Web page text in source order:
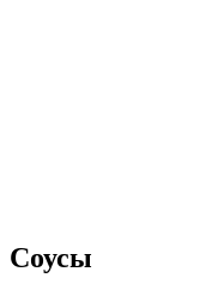
Соусы